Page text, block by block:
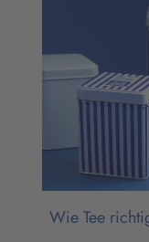
Wie Tee